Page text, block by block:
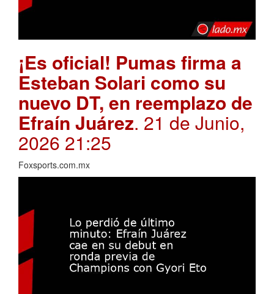
¡Es oficial! Pumas firma a
Esteban Solari como su
nuevo DT, en reemplazo de
Efraín Juárez. 21 de Junio,
2026 21:25
Foxsports.com.mx